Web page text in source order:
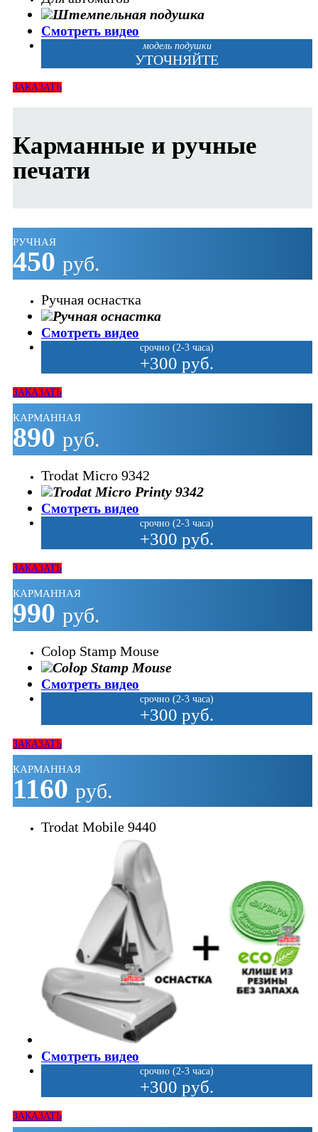
Смотреть видео
модель подушки
УТОЧНЯЙТЕ
ЗАКАЗАТЬ
Карманные и ручные
печати
РУЧНАЯ
450 руб.
Ручная оснастка
Смотреть видео
срочно (2-3 часа)
+300 руб.
ЗАКАЗАТЬ
КАРМАННАЯ
890 руб.
Trodat Micro 9342
Смотреть видео
срочно (2-3 часа)
+300 руб.
ЗАКАЗАТЬ
КАРМАННАЯ
990 руб.
Colop Stamp Mouse
Смотреть видео
срочно (2-3 часа)
+300 руб.
ЗАКАЗАТЬ
КАРМАННАЯ
1160 руб.
Trodat Mobile 9440
Смотреть видео
срочно (2-3 часа)
+300 руб.
ЗАКАЗАТЬ